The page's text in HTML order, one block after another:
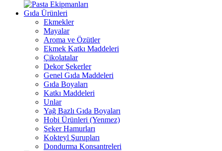
Gıda Ürünleri
Ekmekler
Mayalar
Aroma ve Özütler
Ekmek Katkı Maddeleri
Çikolatalar
Dekor Şekerler
Genel Gıda Maddeleri
Gıda Boyaları
Katkı Maddeleri
Unlar
Yağ Bazlı Gıda Boyaları
Hobi Ürünleri (Yenmez)
Şeker Hamurları
Kokteyl Şurupları
Dondurma Konsantreleri